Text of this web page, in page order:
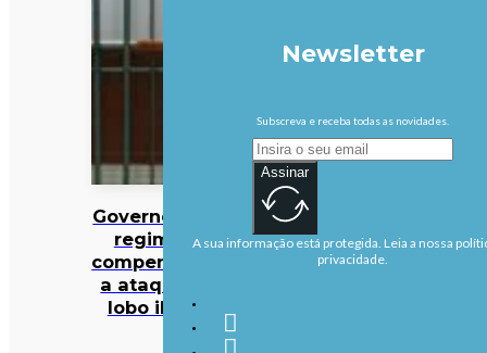
Governo altera
regime de
compensações
a ataques de
lobo ibérico
Newsletter
Subscreva e receba todas as novidades.
Assinar
A sua informação está protegida. Leia a nossa
privacidade.